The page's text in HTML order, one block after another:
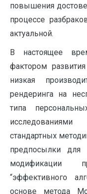
повышения
процессе
актуальной.
В настоящее
фактором
низкая
рендеринга на
типа
стандартных
предпосылки для
модификации
“эффективного
основе метода